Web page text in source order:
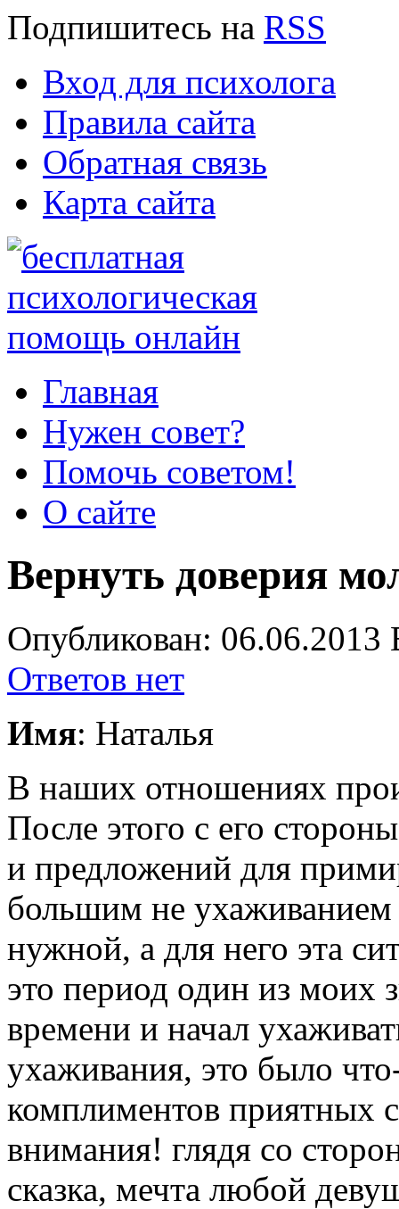
Подпишитесь на RSS
Вход для психолога
Правила сайта
Обратная связь
Карта сайта
Главная
Нужен совет?
Помочь советом!
О сайте
Вернуть доверия
Опубликован:
Ответов нет
Имя: Наталья
В наших отношениях
После этого с его
и предложений для
большим не ухаживанием
нужной, а для него эта
это период один из моих
времени и начал
ухаживания, это было
комплиментов приятных
внимания! глядя со
сказка, мечта любой